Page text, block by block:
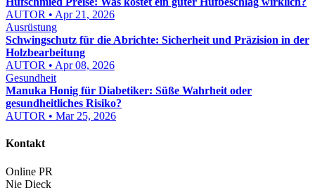
AUTOR • Apr 21, 2026
Ausrüstung
Schwingschutz für die Abrichte: Sicherheit und Präzision in der
Holzbearbeitung
AUTOR • Apr 08, 2026
Gesundheit
Manuka Honig für Diabetiker: Süße Wahrheit oder
gesundheitliches Risiko?
AUTOR • Mar 25, 2026
Kontakt
Online PR
Nie Dieck